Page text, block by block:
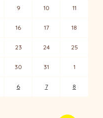
9 10 11
16 17 18
23 24 25
30 31 1
6 7 8